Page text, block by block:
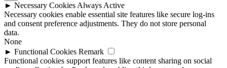
► Necessary Cookies Always Active
Necessary cookies enable essential site features like secure log-ins
and consent preference adjustments. They do not store personal
data.
None
► Functional Cookies Remark
Functional cookies support features like content sharing on social